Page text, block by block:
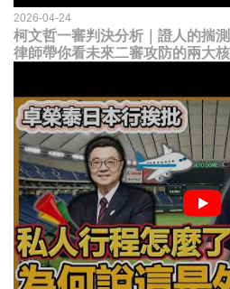
2026-04-24
柯文哲一審判決分析｜證人的揣
律師帶你看未來二審攻防的兩大核